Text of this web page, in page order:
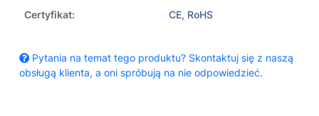
Certyfikat:
CE, RoHS
Pytania na temat tego produktu? Skontaktuj się z naszą
obsługą klienta, a oni spróbują na nie odpowiedzieć.